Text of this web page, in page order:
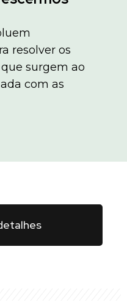
resolver os
surgem ao
com as